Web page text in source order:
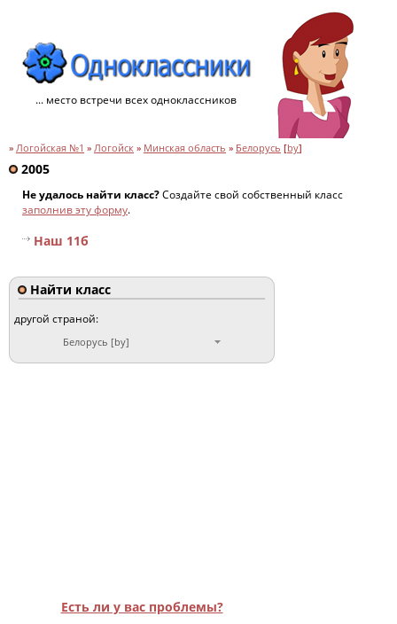
... место встречи всех одноклассников
» Логойская №1 » Логойск » Минская область » Белорусь [by]
2005
Не удалось найти класс?Создайте свой собственный класс
заполнив эту форму.
Наш 11б
Найти класс
другой страной:
Белорусь [by]
Есть ли у вас проблемы?